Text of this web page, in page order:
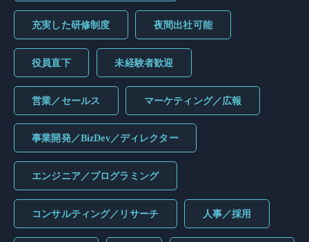
充実した研修制度 夜間出社可能
役員直下 未経験者歓迎
営業／セールス マーケティング／広報
事業開発／BizDev／ディレクター
エンジニア／プログラミング
コンサルティング／リサーチ 人事／採用